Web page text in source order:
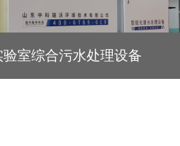
验室综合污水处理设备